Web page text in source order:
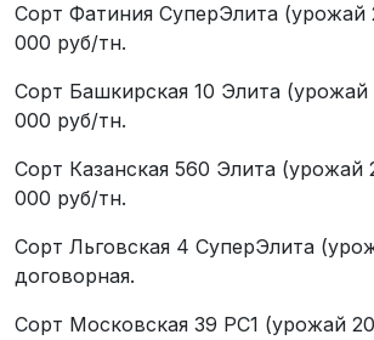
Сорт Фатиния СуперЭлита (урожай
000 руб/тн.
Сорт Башкирская 10 Элита (урожай
000 руб/тн.
Сорт Казанская 560 Элита (урожай
000 руб/тн.
Сорт Льговская 4 СуперЭлита
договорная.
Сорт Московская 39 РС1 (урожай